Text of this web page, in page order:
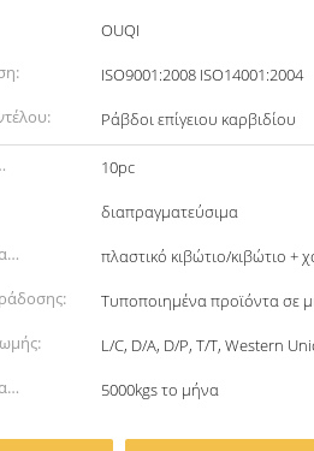
OUQI
ISO9001:2008 ISO14001:2004
Ράβδοι επίγειου καρβιδίου
min:
10pc
διαπραγματεύσιμα
πλαστικό κιβώτιο/κιβώτιο +
Τυποποιημένα προϊόντα σε
L/C, D/A, D/P, T/T, Western
5000kgs το μήνα